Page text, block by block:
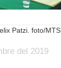
Patzi. foto/MTS
del 2019